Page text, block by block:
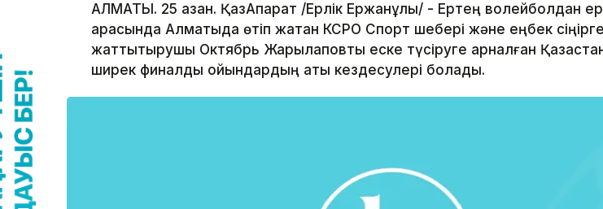
АЛМАТЫ. 25 қазан. ҚазАқпарат /Ерлік Ержанұлы/ - Ертең волейболдан
арасында Алматыда өтіп жатқан КСРО Спорт шебері және еңбек
жаттықтырушы Октябрь Жарылқаповты еске түсіруге арналған
ширек финалдық ойындардың ақтық кездесулері болады.